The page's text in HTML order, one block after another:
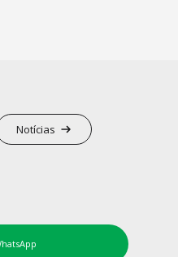
Notícias